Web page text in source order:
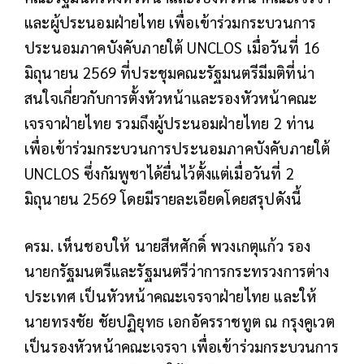
และผู้ประนอมฝ่ายไทย เพื่อเข้าร่วมกระบวนการ
ประนอมภาคบังคับภายใต้ UNCLOS เมื่อวันที่ 16
มิถุนายน 2569 ที่ประชุมคณะรัฐมนตรีมีมติที่น่า
สนใจเกี่ยวกับการตั้งหัวหน้าและรองหัวหน้าคณะ
เจรจาฝ่ายไทย รวมถึงผู้ประนอมฝ่ายไทย 2 ท่าน
เพื่อเข้าร่วมกระบวนการประนอมภาคบังคับภายใต้
UNCLOS ซึ่งกัมพูชาได้ยื่นไว้ตั้งแต่เมื่อวันที่ 2
มิถุนายน 2569 โดยมีรายละเอียดโดยสรุปดังนี้
ครม. เห็นชอบให้ นายสีหศักดิ์ พวงเกตุแก้ว รอง
นายกรัฐมนตรีและรัฐมนตรีว่าการกระทรวงการต่าง
ประเทศ เป็นหัวหน้าคณะเจรจาฝ่ายไทย และให้
นายทรงชัย ชัยปฏิยุทธ เอกอัครราชทูต ณ กรุงคูเวต
เป็นรองหัวหน้าคณะเจรจา เพื่อเข้าร่วมกระบวนการ